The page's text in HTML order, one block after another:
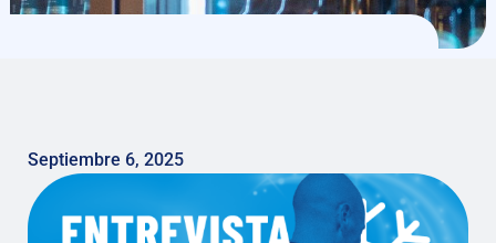
Septiembre 6, 2025